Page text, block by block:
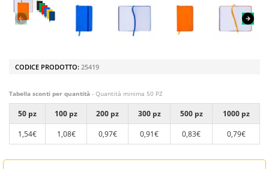
CODICE PRODOTTO: 25419
Tabella sconti per quantità - Quantità minima 50 PZ
50 pz 100 pz 200 pz 300 pz 500 pz
1000 pz
1,54€
1,08€ 0,97€ 0,91€ 0,83€ 0,79€